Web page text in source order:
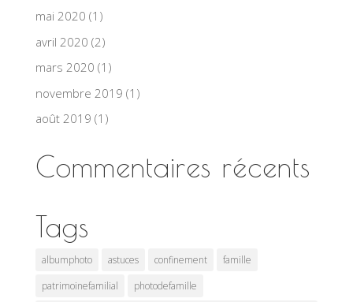
mai 2020 (1)
avril 2020 (2)
mars 2020 (1)
novembre 2019 (1)
août 2019 (1)
Commentaires récents
Tags
albumphoto astuces confinement
famille
patrimoinefamilial
photodefamille